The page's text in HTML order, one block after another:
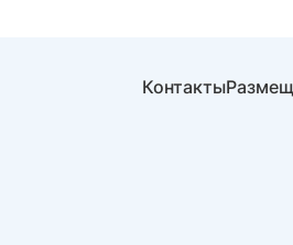
Контакты